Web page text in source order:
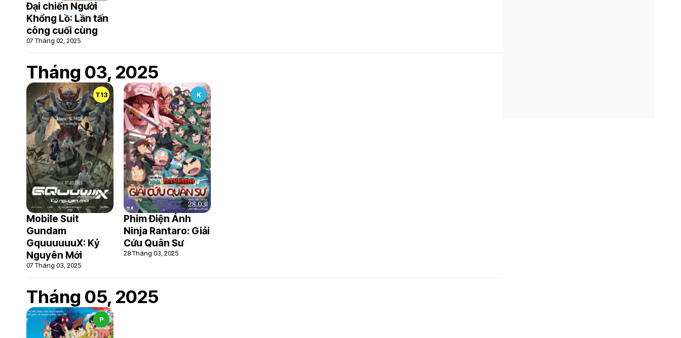
Đại chiến Người
Khổng Lồ: Lần tấn
công cuối cùng
07 Tháng 02, 2025
Tháng 03, 2025
T13
Mobile Suit
Gundam
GquuuuuuX: Kỷ
Nguyên Mới
07 Tháng 03, 2025
K
Phim Điện Ảnh
Ninja Rantaro: Giải
Cứu Quân Sư
28 Tháng 03, 2025
Tháng 05, 2025
P